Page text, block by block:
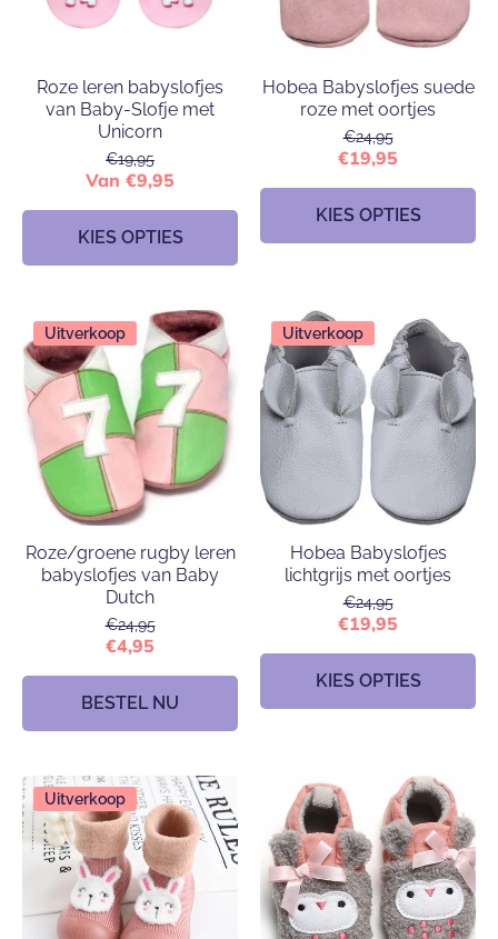
Roze leren babyslofjes
van Baby-Slofje met
Unicorn
€19,95
Van €9,95
KIES OPTIES
Hobea Babyslofjes suede
roze met oortjes
€24,95
€19,95
KIES OPTIES
Uitverkoop
Roze/groene rugby leren
babyslofjes van Baby
Dutch
€24,95
€4,95
BESTEL NU
Uitverkoop
Hobea Babyslofjes
lichtgrijs met oortjes
€24,95
€19,95
KIES OPTIES
Uitverkoop